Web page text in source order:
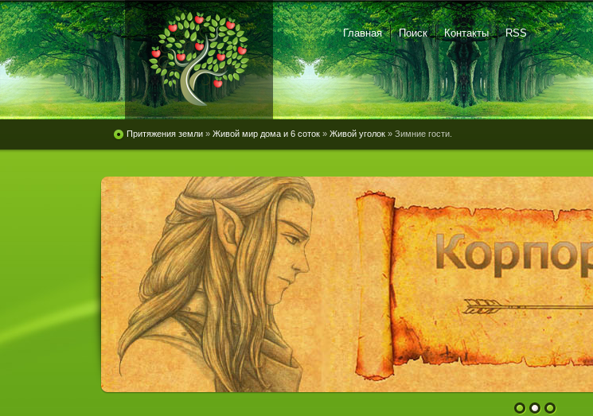
Главная Поиск Контакты RSS
Притяжения земли » Живой мир дома и 6 соток » Живой уголок » Зимние гости.